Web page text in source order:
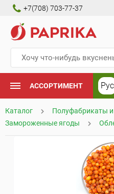
+7(708) 703-77-37
АССОРТИМЕНТ Рус
Каталог
Полуфабрикаты
Замороженные ягоды